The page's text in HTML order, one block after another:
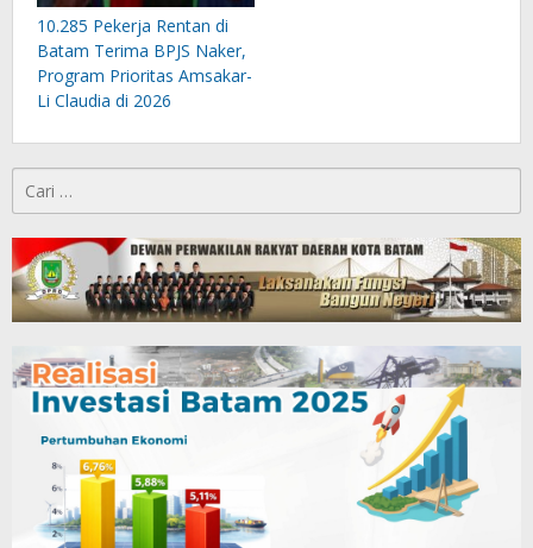
10.285 Pekerja Rentan di
Batam Terima BPJS Naker,
Program Prioritas Amsakar-
Li Claudia di 2026
untuk: